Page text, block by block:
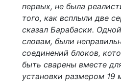
первых, не была
того, как всплыли две
сказал Барабаски.
словам, были
соединений блоков,
быть сварены вместе
установки размером 19